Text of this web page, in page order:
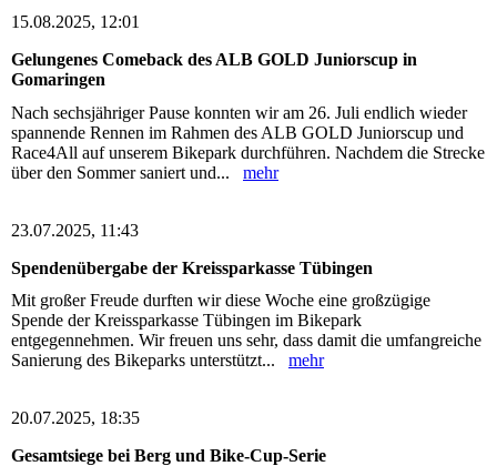
15.08.2025, 12:01
Gelungenes Comeback des ALB GOLD Juniorscup in
Gomaringen
Nach sechsjähriger Pause konnten wir am 26. Juli endlich wieder
spannende Rennen im Rahmen des ALB GOLD Juniorscup und
Race4All auf unserem Bikepark durchführen. Nachdem die Strecke
über den Sommer saniert und... mehr
23.07.2025, 11:43
Spendenübergabe der Kreissparkasse Tübingen
Mit großer Freude durften wir diese Woche eine großzügige
Spende der Kreissparkasse Tübingen im Bikepark
entgegennehmen. Wir freuen uns sehr, dass damit die umfangreiche
Sanierung des Bikeparks unterstützt... mehr
20.07.2025, 18:35
Gesamtsiege bei Berg und Bike-Cup-Serie